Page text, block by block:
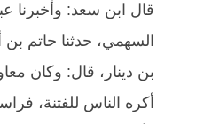
قال ابن سعد: وأخبرنا
السهمي، حدثنا حاتم
بن دينار، قال: وكان
أكره الناس للفتنة،